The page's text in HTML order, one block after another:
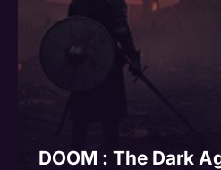
DOOM : The Dark